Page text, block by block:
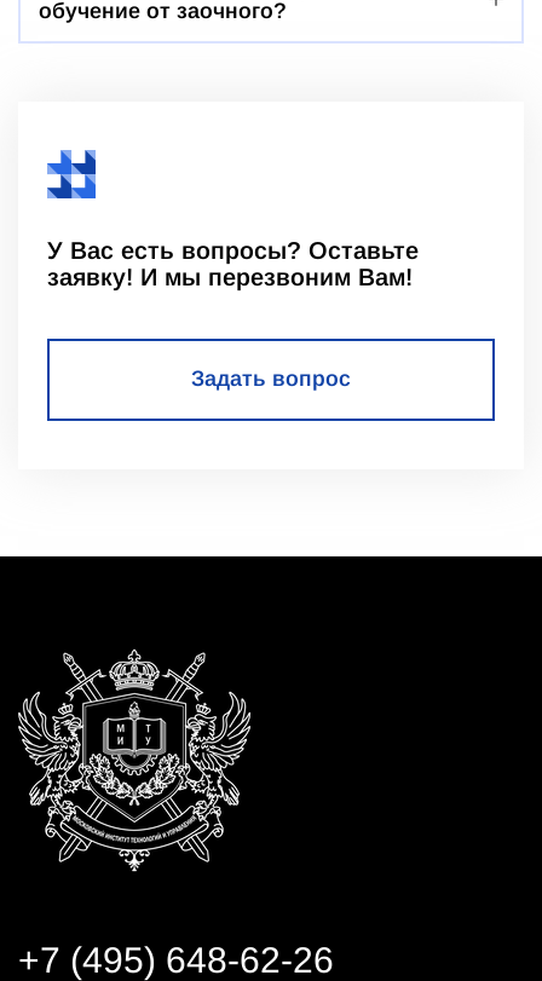
обучение от заочного?
У Вас есть вопросы? Оставьте
заявку! И мы перезвоним Вам!
Задать вопрос
+7 (495) 648-62-26